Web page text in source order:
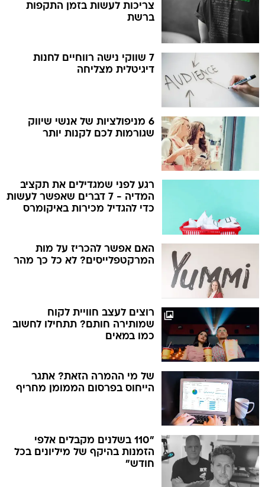
צריכות לעשות בזמן התקפות
ברשת
7 שווקי נישה רווחיים לחנות
דיגיטלית מצליחה
6 מניפולציות של אנשי שיווק
שגורמות לכם לקנות יותר
רגע לפני שמגדילים את תקציב
המדיה - 7 דברים שאפשר לעשות
כדי להגדיל מכירות באיקומרס
האם אפשר להכריז על מות
המרקטפלייסים? לא כל כך מהר
רוצים לעצב חוויית לקוח
שמותירה חותם? תתחילו לחשוב
כמו במאים
של מי ההמרה הזאת? אתגר
הייחוס בפרסום הממומן מחריף
"110 בשלנים מקבלים אלפי
הזמנות בהיקף של מיליונים בכל
חודש"